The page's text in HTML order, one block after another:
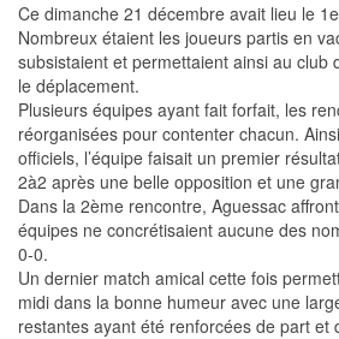
Ce dimanche 21 décembre avait lieu le
Nombreux étaient les joueurs partis en
subsistaient et permettaient ainsi au club
le déplacement.
Plusieurs équipes ayant fait forfait, les
réorganisées pour contenter chacun.
officiels, l’équipe faisait un premier
2à2 après une belle opposition et une
Dans la 2ème rencontre, Aguessac
équipes ne concrétisaient aucune des
0-0.
Un dernier match amical cette fois
midi dans la bonne humeur avec une
restantes ayant été renforcées de part et